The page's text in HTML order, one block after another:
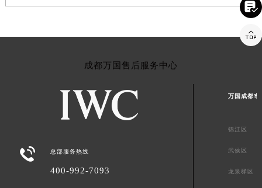
成都万国售后服务中心
 总部服务热线
400-992-7093
万国成都市
锦江区
武侯区
龙泉驿区

